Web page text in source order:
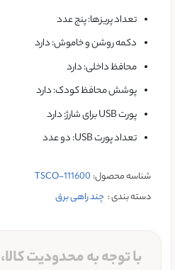
تعداد پریزها: پنج عدد
دکمه روشن و خاموش: دارد
محافظ داخلی: دارد
پوشش محافظ کودک: دارد
پورت USB برای شارژ: دارد
تعداد پورت USB: دو عدد
شناسه محصول: TSCO-111600
دسته بندی : چند راهی برق
با توجه به محدودیت